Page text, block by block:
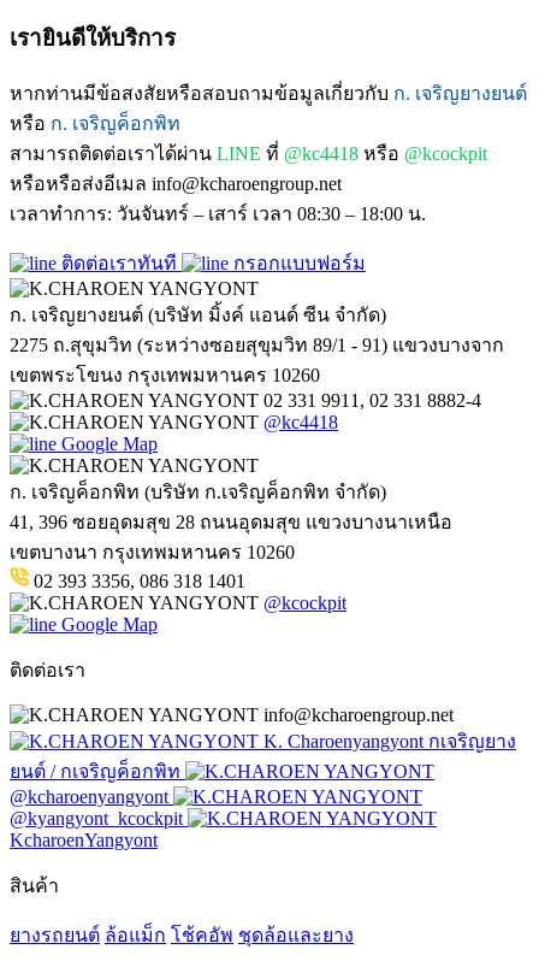
เรายินดีให้บริการ
หากท่านมีข้อสงสัยหรือสอบถามข้อมูลเกี่ยวกับ ก. เจริญยางยนต์
หรือ ก. เจริญค็อกพิท
สามารถติดต่อเราได้ผ่าน LINE ที่ @kc4418 หรือ @kcockpit
หรือหรือส่งอีเมล info@kcharoengroup.net
เวลาทำการ: วันจันทร์ – เสาร์ เวลา 08:30 – 18:00 น.
ติดต่อเราทันที กรอกแบบฟอร์ม
ก. เจริญยางยนต์ (บริษัท มิ้งค์ แอนด์ ซีน จำกัด)
2275 ถ.สุขุมวิท (ระหว่างซอยสุขุมวิท 89/1 - 91) แขวงบางจาก
เขตพระโขนง กรุงเทพมหานคร 10260
02 331 9911, 02 331 8882-4
@kc4418
Google Map
ก. เจริญค็อกพิท (บริษัท ก.เจริญค็อกพิท จำกัด)
41, 396 ซอยอุดมสุข 28 ถนนอุดมสุข แขวงบางนาเหนือ
เขตบางนา กรุงเทพมหานคร 10260
02 393 3356, 086 318 1401
@kcockpit
Google Map
ติดต่อเรา
info@kcharoengroup.net
K. Charoenyangyont กเจริญยาง
ยนต์ / กเจริญค็อกพิท
@kcharoenyangyont
@kyangyont_kcockpit
KcharoenYangyont
สินค้า
ยางรถยนต์ ล้อแม็ก โช้คอัพ ชุดล้อและยาง